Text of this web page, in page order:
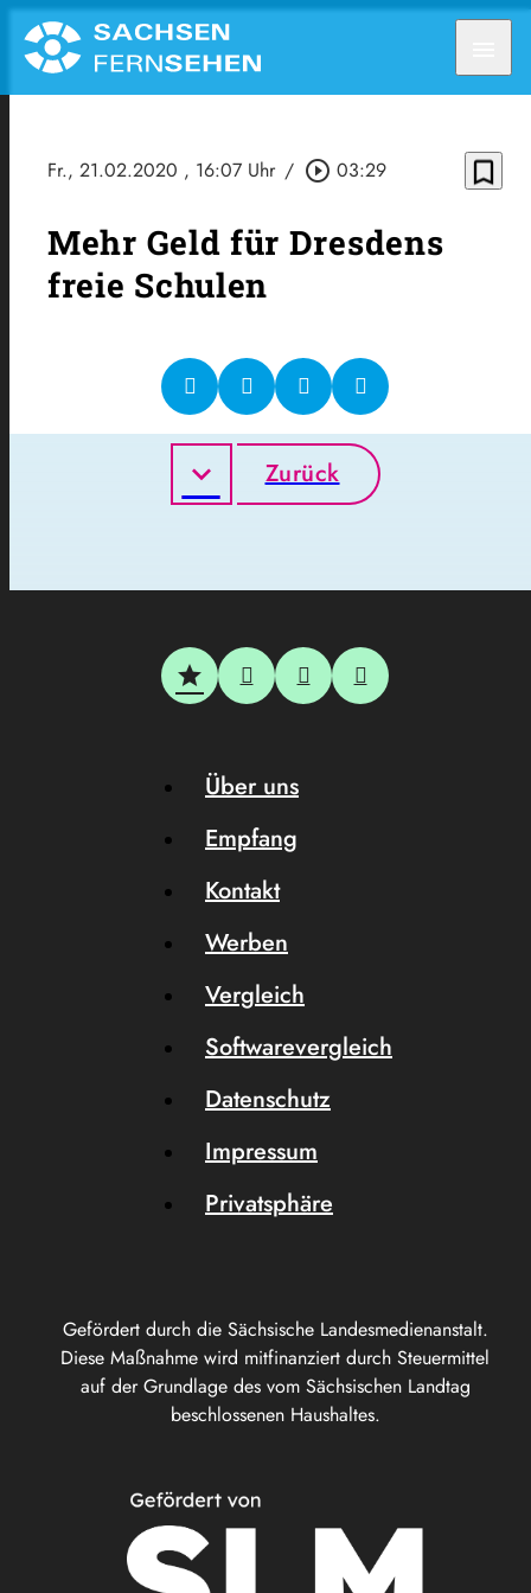
Fr., 21.02.2020 , 16:07 Uhr / play_circle_outline 03:29 bookmark_border
Mehr Geld für Dresdens
freie Schulen
Zurück
Gefördert durch die Sächsische Landesmedienanstalt.
Diese Maßnahme wird mitfinanziert durch Steuermittel
auf der Grundlage des vom Sächsischen Landtag
beschlossenen Haushaltes.
Über uns
Empfang
Kontakt
Werben
Vergleich
Softwarevergleich
Datenschutz
Impressum
Privatsphäre